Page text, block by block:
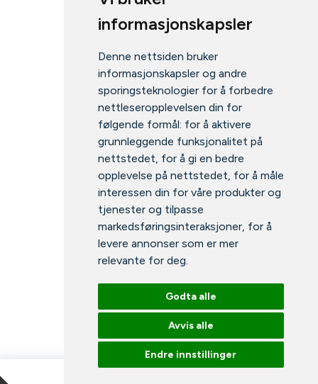
informasjonskapsler
Denne nettsiden bruker
informasjonskapsler og andre
sporingsteknologier for å forbedre
nettleseropplevelsen din for
følgende formål: for å aktivere
grunnleggende funksjonalitet på
nettstedet, for å gi en bedre
opplevelse på nettstedet, for å måle
interessen din for våre produkter og
tjenester og tilpasse
markedsføringsinteraksjoner, for å
levere annonser som er mer
relevante for deg.
Godta alle
Avvis alle
Endre innstillinger